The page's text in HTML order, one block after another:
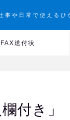
や日常で使えるひ
FAX送付状
付き」